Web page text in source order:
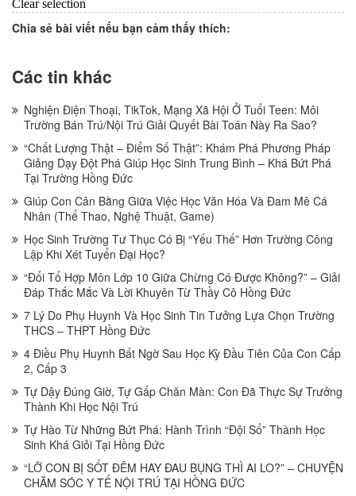
Chia sẻ bài viết nếu bạn cảm thấy thích:
Các tin khác
Nghiện Điện Thoại, TikTok, Mạng Xã Hội Ở Tuổi Teen: Môi
Trường Bán Trú/Nội Trú Giải Quyết Bài Toán Này Ra Sao?
“Chất Lượng Thật – Điểm Số Thật”: Khám Phá Phương Pháp
Giảng Dạy Đột Phá Giúp Học Sinh Trung Bình – Khá Bứt Phá
Tại Trường Hồng Đức
Giúp Con Cân Bằng Giữa Việc Học Văn Hóa Và Đam Mê Cá
Nhân (Thể Thao, Nghệ Thuật, Game)
Học Sinh Trường Tư Thục Có Bị “Yếu Thế” Hơn Trường Công
Lập Khi Xét Tuyển Đại Học?
“Đổi Tổ Hợp Môn Lớp 10 Giữa Chừng Có Được Không?” – Giải
Đáp Thắc Mắc Và Lời Khuyên Từ Thầy Cô Hồng Đức
7 Lý Do Phụ Huynh Và Học Sinh Tin Tưởng Lựa Chọn Trường
THCS – THPT Hồng Đức
4 Điều Phụ Huynh Bất Ngờ Sau Học Kỳ Đầu Tiên Của Con Cấp
2, Cấp 3
Tự Dậy Đúng Giờ, Tự Gấp Chăn Màn: Con Đã Thực Sự Trưởng
Thành Khi Học Nội Trú
Tự Hào Từ Những Bứt Phá: Hành Trình “Đội Sổ” Thành Học
Sinh Khá Giỏi Tại Hồng Đức
“LỠ CON BỊ SỐT ĐÊM HAY ĐAU BỤNG THÌ AI LO?” – CHUYỆN
CHĂM SÓC Y TẾ NỘI TRÚ TẠI HỒNG ĐỨC